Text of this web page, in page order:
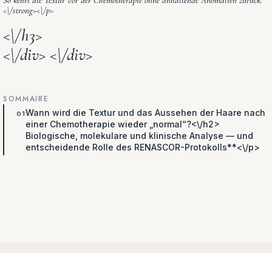
SOMMAIRE
Wann wird die Textur und das Aussehen der Haare nach
einer Chemotherapie wieder „normal“?<\/h2>
Biologische, molekulare und klinische Analyse — und
entscheidende Rolle des RENASCOR-Protokolls**<\/p>
<\/strong><\/p>
<\/h3>
<\/div> <\/div>